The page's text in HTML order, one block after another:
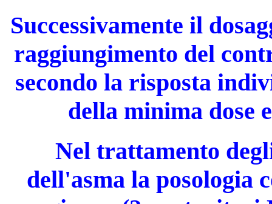
Successivamente il
raggiungimento del
secondo la risposta
della minima dose
Nel trattamento
dell'asma la posologia